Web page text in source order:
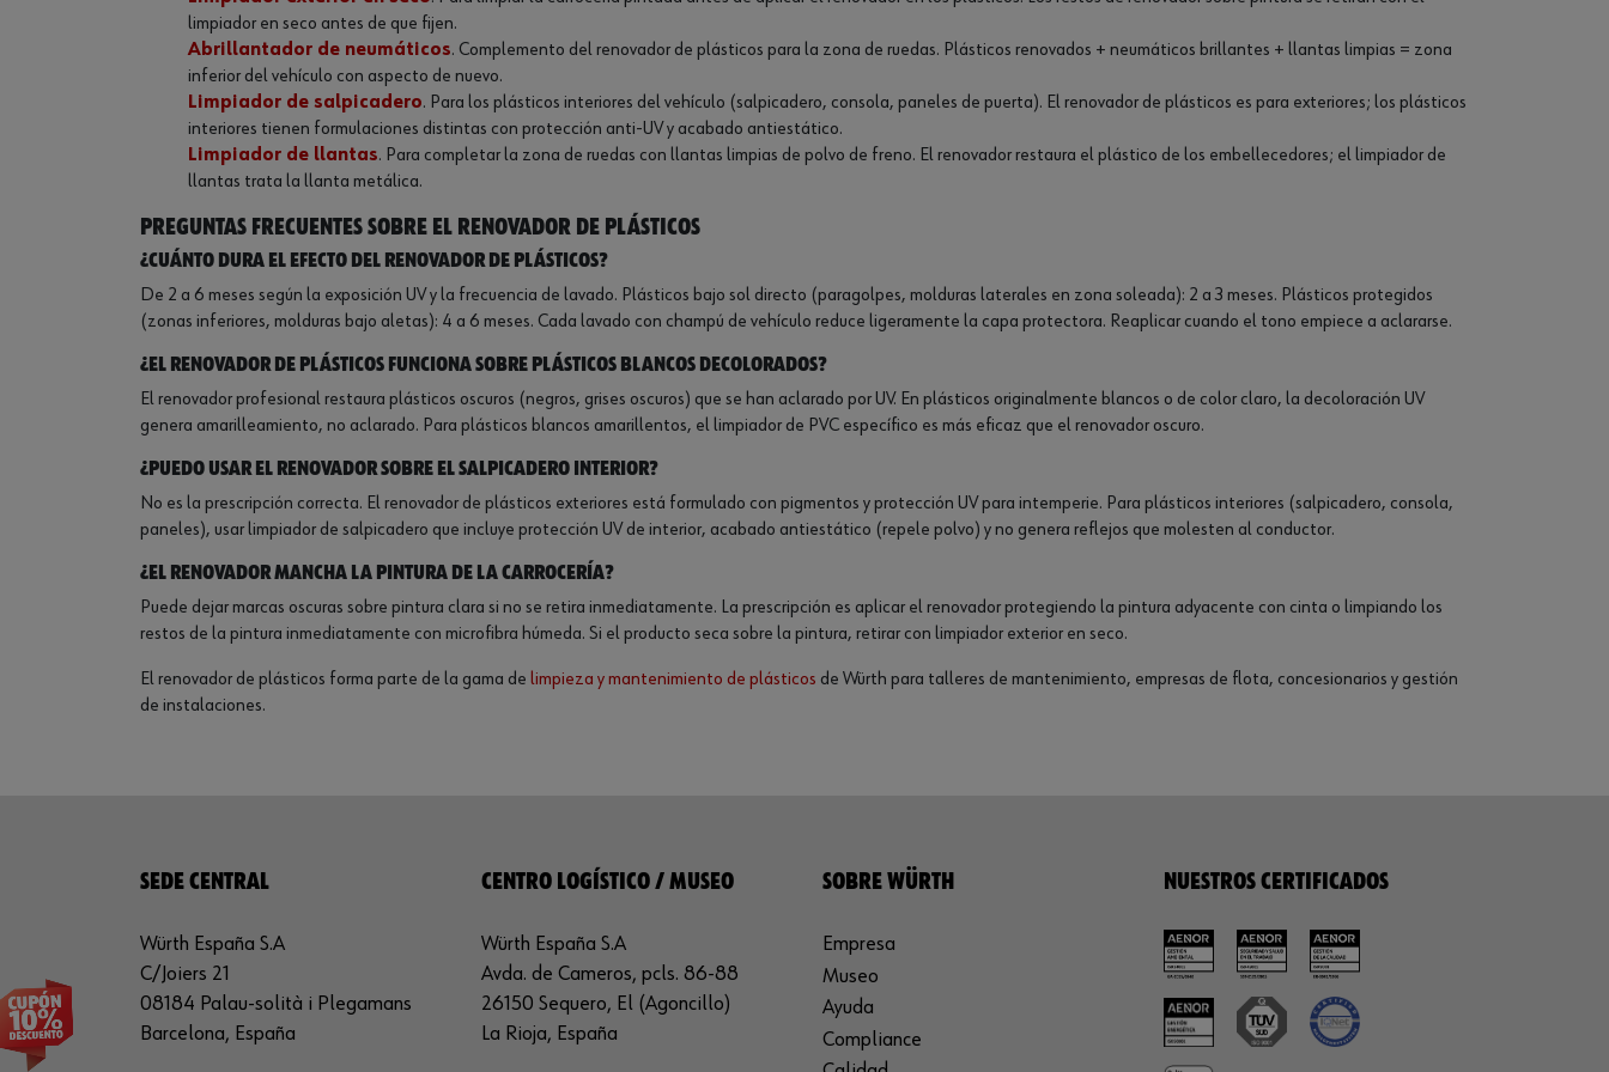
limpiador en seco antes de que fijen.
Abrillantador de neumáticos. Complemento del renovador de plásticos para la zona de ruedas. Plásticos renovados + neumáticos brillantes + llantas limpias = zona
inferior del vehículo con aspecto de nuevo.
Limpiador de salpicadero. Para los plásticos interiores del vehículo (salpicadero, consola, paneles de puerta). El renovador de plásticos es para exteriores; los plásticos
interiores tienen formulaciones distintas con protección anti-UV y acabado antiestático.
Limpiador de llantas. Para completar la zona de ruedas con llantas limpias de polvo de freno. El renovador restaura el plástico de los embellecedores; el limpiador de
llantas trata la llanta metálica.
Preguntas frecuentes sobre el renovador de plásticos
¿Cuánto dura el efecto del renovador de plásticos?
De 2 a 6 meses según la exposición UV y la frecuencia de lavado. Plásticos bajo sol directo (paragolpes, molduras laterales en zona soleada): 2 a 3 meses. Plásticos protegidos
(zonas inferiores, molduras bajo aletas): 4 a 6 meses. Cada lavado con champú de vehículo reduce ligeramente la capa protectora. Reaplicar cuando el tono empiece a aclararse.
¿El renovador de plásticos funciona sobre plásticos blancos decolorados?
El renovador profesional restaura plásticos oscuros (negros, grises oscuros) que se han aclarado por UV. En plásticos originalmente blancos o de color claro, la decoloración UV
genera amarilleamiento, no aclarado. Para plásticos blancos amarillentos, el limpiador de PVC específico es más eficaz que el renovador oscuro.
¿Puedo usar el renovador sobre el salpicadero interior?
No es la prescripción correcta. El renovador de plásticos exteriores está formulado con pigmentos y protección UV para intemperie. Para plásticos interiores (salpicadero, consola,
paneles), usar limpiador de salpicadero que incluye protección UV de interior, acabado antiestático (repele polvo) y no genera reflejos que molesten al conductor.
¿El renovador mancha la pintura de la carrocería?
Puede dejar marcas oscuras sobre pintura clara si no se retira inmediatamente. La prescripción es aplicar el renovador protegiendo la pintura adyacente con cinta o limpiando los
restos de la pintura inmediatamente con microfibra húmeda. Si el producto seca sobre la pintura, retirar con limpiador exterior en seco.
El renovador de plásticos forma parte de la gama de limpieza y mantenimiento de plásticos de Würth para talleres de mantenimiento, empresas de flota, concesionarios y gestión
de instalaciones.
SEDE CENTRAL
Würth España S.A
C/Joiers 21
08184 Palau-solità i Plegamans
Barcelona, España
CENTRO LOGÍSTICO / MUSEO
Würth España S.A
Avda. de Cameros, pcls. 86-88
26150 Sequero, El (Agoncillo)
La Rioja, España
SOBRE WÜRTH
Empresa
Museo
Ayuda
Compliance
NUESTROS CERTIFICADOS